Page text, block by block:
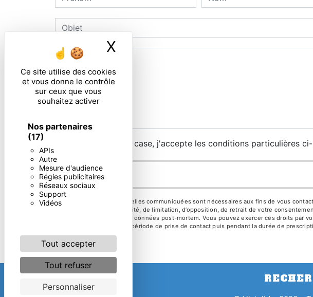
Ce site utilise des cookies
et vous donne le contrôle
sur ceux que vous
souhaitez activer
Nos partenaires
(17)
APIs
Autre
Mesure d'audience
Régies publicitaires
Réseaux sociaux
Support
Vidéos
Tout accepter
Tout refuser
Personnaliser
X Masquer le bandeau des
En cochant cette case, j'accepte les conditions particulières
** Les données personnelles communiquées sont nécessaires aux fins de vous
d’effacement, de portabilité, de limitation, d’opposition, de retrait de votre
d’organiser le sort de vos données post-mortem. Vous pouvez exercer ces droits
vos données pendant la période de prise de contact puis pendant la durée de